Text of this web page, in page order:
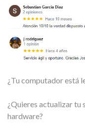
¿Tu computador está
¿Quieres actualizar tu
hardware?